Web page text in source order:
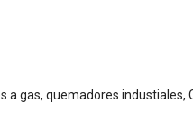
a gas, quemadores industiales,